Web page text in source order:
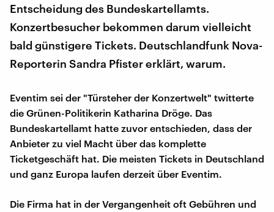
Entscheidung des Bundeskartellamts.
Konzertbesucher bekommen darum vielleicht
bald günstigere Tickets. Deutschlandfunk Nova-
Reporterin Sandra Pfister erklärt, warum.
Eventim sei der "Türsteher der Konzertwelt" twitterte
die Grünen-Politikerin Katharina Dröge. Das
Bundeskartellamt hatte zuvor entschieden, dass der
Anbieter zu viel Macht über das komplette
Ticketgeschäft hat. Die meisten Tickets in Deutschland
und ganz Europa laufen derzeit über Eventim.
Die Firma hat in der Vergangenheit oft Gebühren und